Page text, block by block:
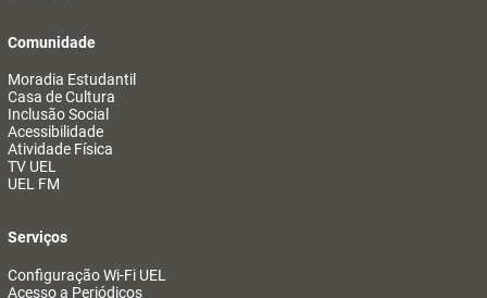
Comunidade
Moradia Estudantil
Casa de Cultura
Inclusão Social
Acessibilidade
Atividade Física
TV UEL
UEL FM
Serviços
Configuração Wi-Fi UEL
Acesso a Periódicos